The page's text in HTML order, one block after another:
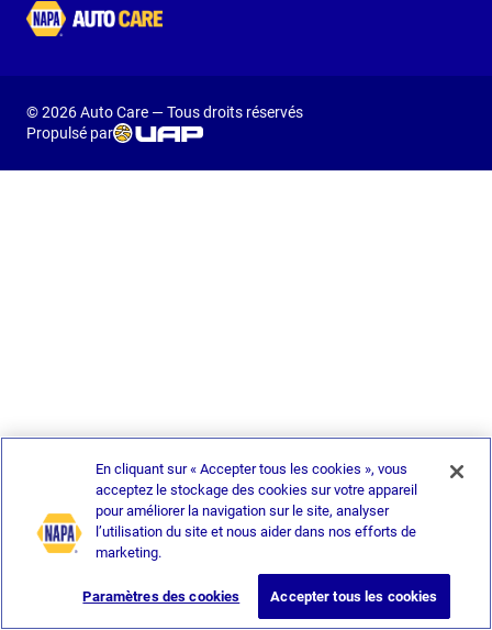
Autocare
© 2026 Auto Care — Tous droits réservés
Propulsé par
En cliquant sur « Accepter tous les cookies », vous
acceptez le stockage des cookies sur votre appareil
pour améliorer la navigation sur le site, analyser
l’utilisation du site et nous aider dans nos efforts de
marketing.
Paramètres des cookies Accepter tous les cookies